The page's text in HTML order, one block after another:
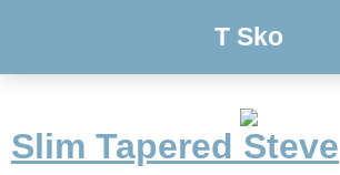
T Sko
Slim Tapered Steve